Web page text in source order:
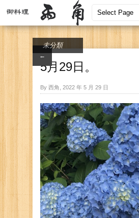
←
未分類
5月29日。
By 西角, 2022 年 5 月 29 日